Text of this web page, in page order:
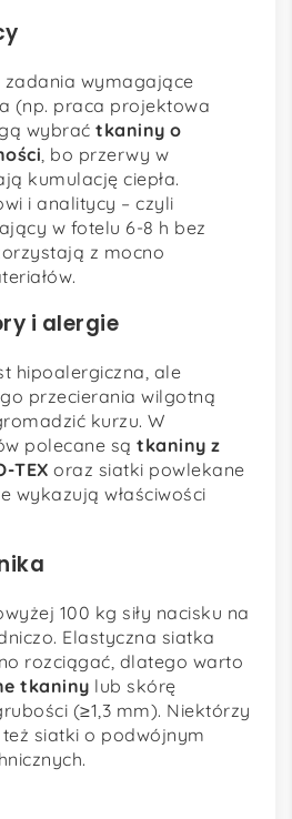
wymagające
(np. praca projektowa
wybrać tkaniny o
, bo przerwy w
kumulację ciepła.
i analitycy – czyli
w fotelu 6-8 h bez
z mocno
i alergie
hipoalergiczna, ale
przecierania wilgotną
kurzu. W
polecane są tkaniny z
TEX oraz siatki powlekane
wykazują właściwości
100 kg siły nacisku na
Elastyczna siatka
rozciągać, dlatego warto
tkaniny lub skórę
(≥1,3 mm). Niektórzy
siatki o podwójnym